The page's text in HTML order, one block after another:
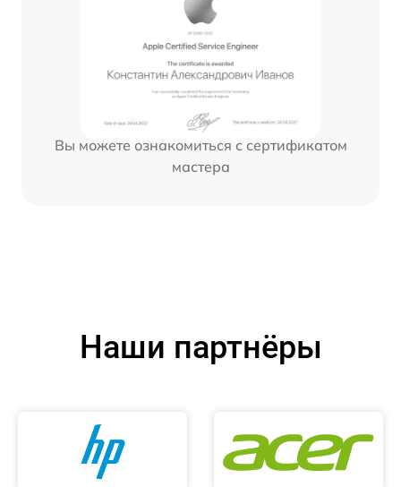
Вы можете ознакомиться с сертификатом
мастера
Наши партнёры